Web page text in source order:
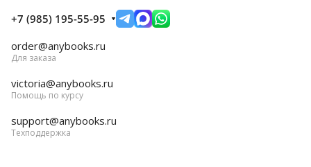
+7 (985) 195-55-95
order@anybooks.ru
Для заказа
victoria@anybooks.ru
Помощь по курсу
support@anybooks.ru
Техподдержка